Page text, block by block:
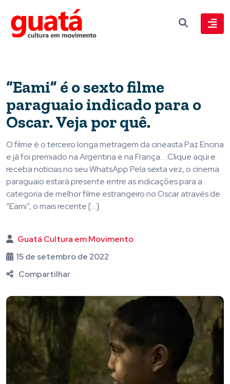
“Eami” é o sexto filme
paraguaio indicado para o
Oscar. Veja por quê.
O filme é o terceiro longa metragem da cineasta Paz Encina
e já foi premiado na Argentina e na França. . .Clique aqui e
receba notícias no seu WhatsApp Pela sexta vez, o cinema
paraguaio estará presente entre as indicações para a
categoria de melhor filme estrangeiro no Oscar através de
“Eami”, o mais recente […]
Guatá Cultura em Movimento
15 de setembro de 2022
Compartilhar